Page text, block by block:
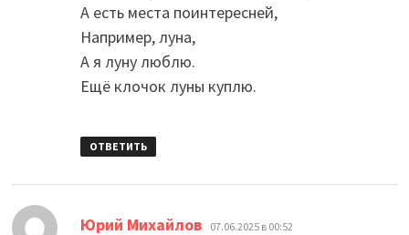
А есть места поинтересней,
Например, луна,
А я луну люблю.
Ещё клочок луны куплю.
ОТВЕТИТЬ
Юрий Михайлов: 07.06.2025 в 00:52